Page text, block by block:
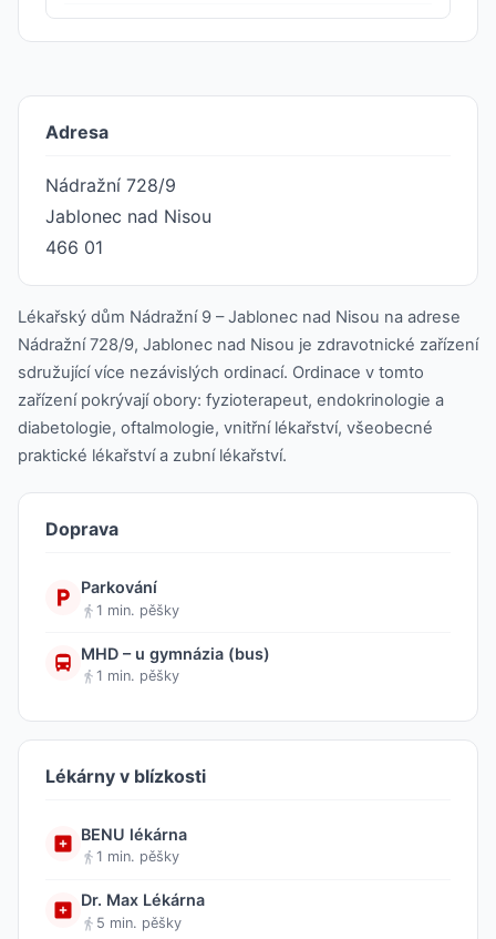
Adresa
Nádražní 728/9
Jablonec nad Nisou
466 01
Lékařský dům Nádražní 9 – Jablonec nad Nisou na adrese
Nádražní 728/9, Jablonec nad Nisou je zdravotnické zařízení
sdružující více nezávislých ordinací. Ordinace v tomto
zařízení pokrývají obory: fyzioterapeut, endokrinologie a
diabetologie, oftalmologie, vnitřní lékařství, všeobecné
praktické lékařství a zubní lékařství.
Doprava
Parkování
1 min. pěšky
MHD – u gymnázia (bus)
1 min. pěšky
Lékárny v blízkosti
BENU lékárna
1 min. pěšky
Dr. Max Lékárna
5 min. pěšky